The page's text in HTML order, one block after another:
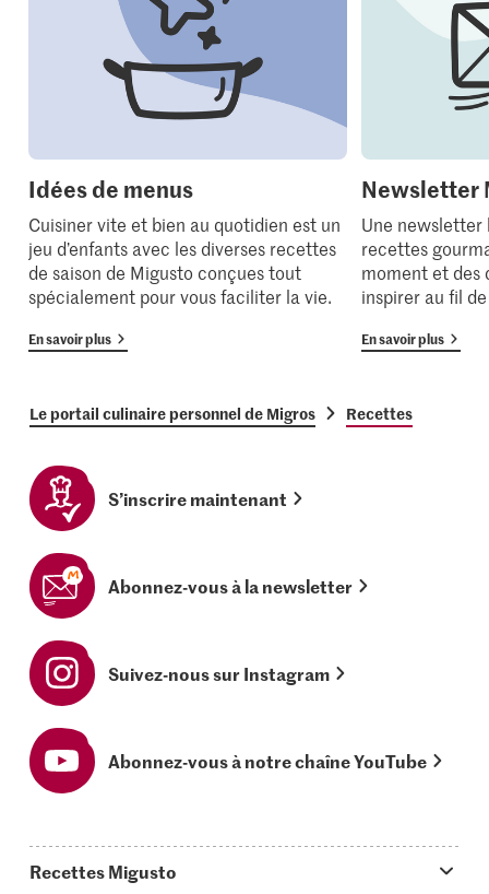
Idées de menus
Cuisiner vite et bien au quotidien est un
jeu d’enfants avec les diverses recettes
de saison de Migusto conçues tout
spécialement pour vous faciliter la vie.
En savoir plus
Newsletter
Une newsletter
recettes
moment et des
inspirer au fil
En savoir plus
Le portail culinaire personnel de Migros Recettes
S’inscrire maintenant
Abonnez-vous à la newsletter
Suivez-nous sur Instagram
Abonnez-vous à notre chaîne YouTube
Recettes Migusto